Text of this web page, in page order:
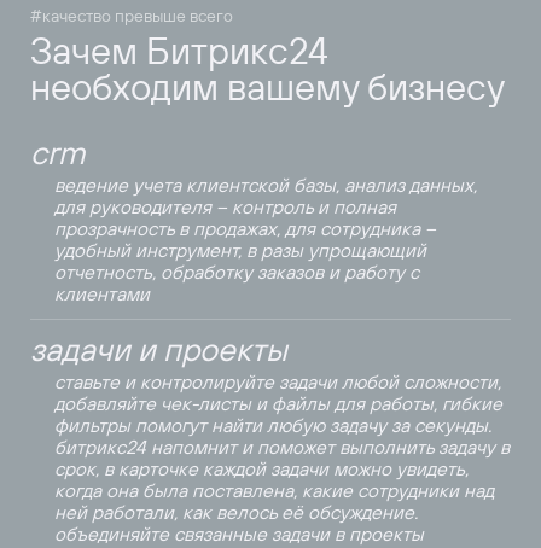
#качество превыше всего
Зачем Битрикс24
необходим вашему бизнесу
crm
ведение учета клиентской базы, анализ данных,
для руководителя – контроль и полная
прозрачность в продажах, для сотрудника –
удобный инструмент, в разы упрощающий
отчетность, обработку заказов и работу с
клиентами
задачи и проекты
ставьте и контролируйте задачи любой сложности,
добавляйте чек-листы и файлы для работы, гибкие
фильтры помогут найти любую задачу за секунды.
битрикс24 напомнит и поможет выполнить задачу в
срок, в карточке каждой задачи можно увидеть,
когда она была поставлена, какие сотрудники над
ней работали, как велось её обсуждение.
объединяйте связанные задачи в проекты